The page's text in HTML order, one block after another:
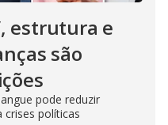
estrutura e
são
pode reduzir
políticas